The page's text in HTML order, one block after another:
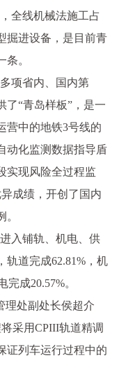
全线机械法施工占
掘进设备，是目前青
。
项省内、国内第
了“青岛样板”，是一
营中的地铁3号线的
动化监测数据指导盾
实现风险全过程监
成绩，开创了国内
入铺轨、机电、供
轨道完成62.81%，机
完成20.57%。
理处副处长侯超介
采用CPIII轨道精调
证列车运行过程中的